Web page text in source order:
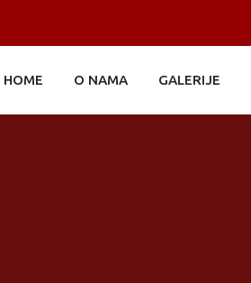
HOME O NAMA GALERIJE